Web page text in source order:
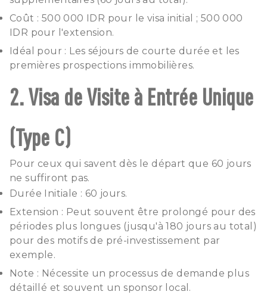
Coût : 500 000 IDR pour le visa initial ; 500 000
IDR pour l'extension.
Idéal pour : Les séjours de courte durée et les
premières prospections immobilières.
2. Visa de Visite à Entrée Unique
(Type C)
Pour ceux qui savent dès le départ que 60 jours
ne suffiront pas.
Durée Initiale : 60 jours.
Extension : Peut souvent être prolongé pour des
périodes plus longues (jusqu'à 180 jours au total)
pour des motifs de pré-investissement par
exemple.
Note : Nécessite un processus de demande plus
détaillé et souvent un sponsor local.